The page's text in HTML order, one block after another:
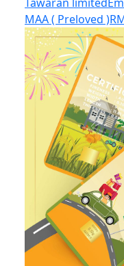
MAA ( Preloved )